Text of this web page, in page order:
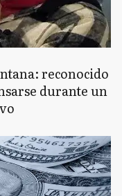
reconocido
durante un